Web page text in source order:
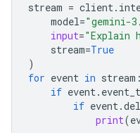
stream = client.
model="gemini-
input="Explain
stream=True
)
for event in stream :
if event.
if event.
print(